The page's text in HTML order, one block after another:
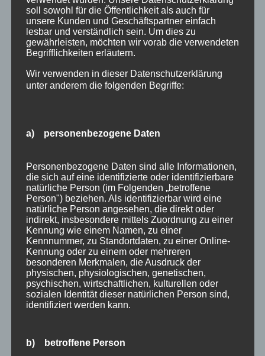
ein wahres Paradies für Naturliebhaber,
Wanderfreunde und Erholungssuchende....
Suchen
nach:
Neueste Beiträge
Veranstaltungen im August 2026 in Oberstdorf
Public Viewing Fußball-WM 2026 in Oberstdorf
Extra Rabatt im März
Blog Archiv
Blog
Archiv
Kategorien
Allgäu
Allgemein
Angebote
Bergbahnen
Bewertung
E-Bike
Empfehlung
FIS Nordische Ski WM
soll sowohl für die Öffentlichkeit als auch für
unsere Kunden und Geschäftspartner einfach
lesbar und verständlich sein. Um dies zu
gewährleisten, möchten wir vorab die verwendeten
Begrifflichkeiten erläutern.
Wir verwenden in dieser Datenschutzerklärung
unter anderem die folgenden Begriffe:
a) personenbezogene Daten
Personenbezogene Daten sind alle Informationen,
die sich auf eine identifizierte oder identifizierbare
natürliche Person (im Folgenden „betroffene
Person") beziehen. Als identifizierbar wird eine
natürliche Person angesehen, die direkt oder
indirekt, insbesondere mittels Zuordnung zu einer
Kennung wie einem Namen, zu einer
Kennnummer, zu Standortdaten, zu einer Online-
Kennung oder zu einem oder mehreren
besonderen Merkmalen, die Ausdruck der
physischen, physiologischen, genetischen,
psychischen, wirtschaftlichen, kulturellen oder
sozialen Identität dieser natürlichen Person sind,
identifiziert werden kann.
b) betroffene Person